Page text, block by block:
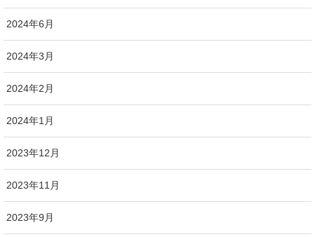
2024年6月
2024年3月
2024年2月
2024年1月
2023年12月
2023年11月
2023年9月